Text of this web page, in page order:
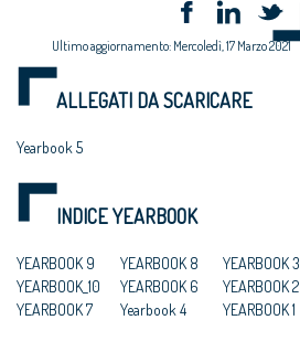
Ultimo aggiornamento: Mercoledì, 17 Marzo 2021
ALLEGATI DA SCARICARE
Yearbook 5
INDICE YEARBOOK
YEARBOOK 9
YEARBOOK_10
YEARBOOK 7
YEARBOOK 8
YEARBOOK 6
Yearbook 4
YEARBOOK 3
YEARBOOK 2
YEARBOOK 1